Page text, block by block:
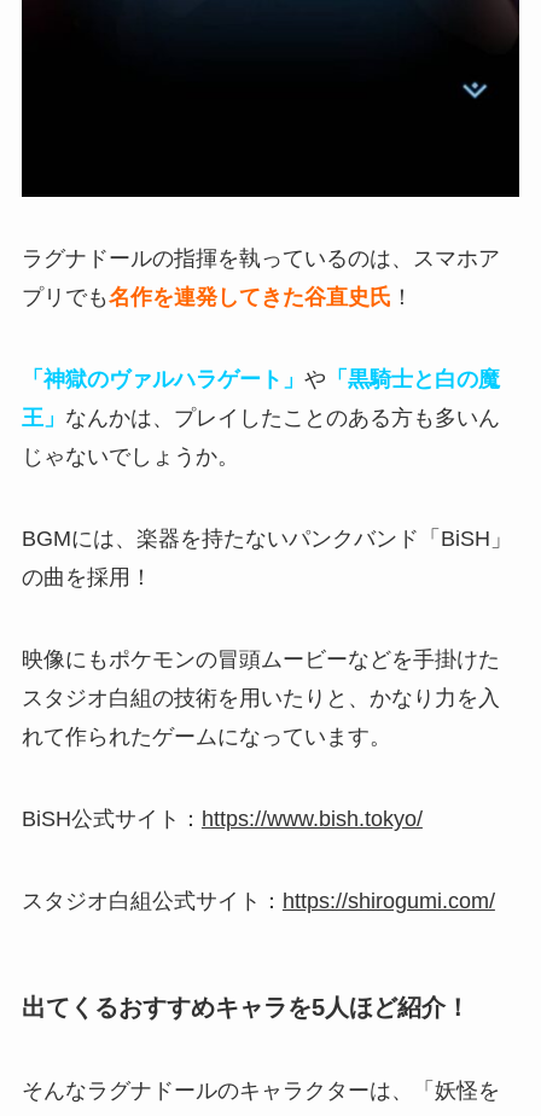
ラグナドールの指揮を執っているのは、スマホア
プリでも名作を連発してきた谷直史氏 ！
「神獄のヴァルハラゲート」 や 「黒騎士と白の魔
王」 なんかは、プレイしたことのある方も多いん
じゃないでしょうか。
BGMには、楽器を持たないパンクバンド 「BiSH」
の曲を採用！
映像にもポケモンの冒頭ムービーなどを手掛けた
スタジオ白組の技術を用いたりと、 かなり力を入
れて作られたゲームになっています。
BiSH公式サイト： https://www.bish.tokyo/
スタジオ白組公式サイト： https://shirogumi.com/
出てくるおすすめキャラを5人ほど紹介！
そんなラグナドールのキャラクターは、
「妖怪を